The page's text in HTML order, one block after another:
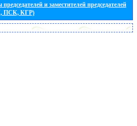
и заместителей председателей
ПСК, КГР)